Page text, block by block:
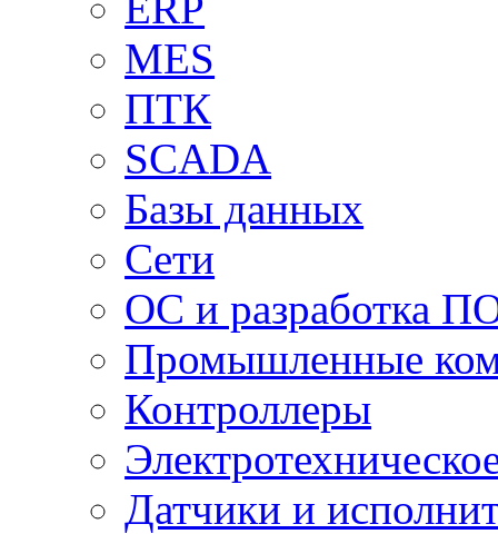
MES
ПТК
SCADA
Базы данных
Сети
ОС и разработка
Промышленные
Контроллеры
Датчики и